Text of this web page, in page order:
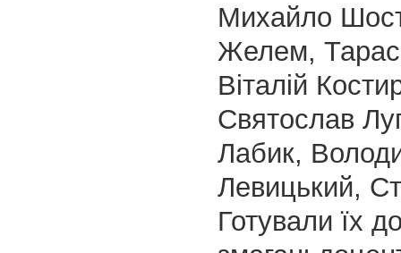
Михайло
Желем,
Віталій
Святослав
Лабик,
Левицький,
Готували їх